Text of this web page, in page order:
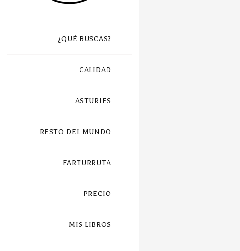
¿QUÉ BUSCAS?
CALIDAD
ASTURIES
RESTO DEL MUNDO
FARTURRUTA
PRECIO
MIS LIBROS